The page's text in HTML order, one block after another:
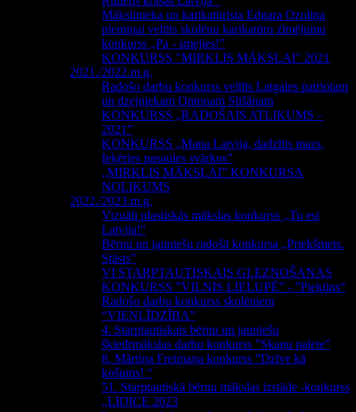
Mākslinieka un karikatūrista Edgara Ozoliņa
piemiņai veltīts skolēnu karikatūru zīmējumu
konkurss „Pa - smejies!”
KONKURSS "MIRKLIS MĀKSLAI" 2021
2021./2022.m.g.
Radošo darbu konkurss veltīts Latgales patriotam
un dzejniekam Ontonam Slišānam
KONKURSS „RADOŠAIS ATLIKUMS –
2021”
KONKURSS „Mana Latvija, dadzītis mazs,
Ieķēries pasaules svārkos”
„MIRKLIS MĀKSLAI” KONKURSA
NOLIKUMS
2022./2023.m.g.
Vizuāli plastiskās mākslas konkurss ,,Tu esi
Latvija!"
Bērnu un jauniešu radošā konkursa „Priekšmets.
Stāsts”
VI STARPTAUTISKAIS GLEZNOŠANAS
KONKURSS ”VILNIS LIELUPĒ” - ”Piekūns“
Radošo darbu konkurss skolēniem
“VIENLĪDZĪBA”
4. Starptautiskais bērnu un jauniešu
šķiedrmākslas darbu konkurss ”Skaņu palete”
8. Mārtiņa Freimaņa konkurss “Dzīve kā
košums! “
51. Starptautiskā bērnu mākslas izstāde -konkurss
„LIDICE 2023